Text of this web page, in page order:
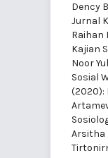
Dency
Jurnal
Raihan
Kajian
Noor
Sosial
(2020):
Arsitha